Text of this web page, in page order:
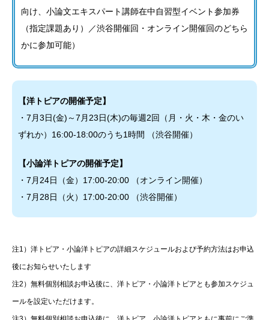
向け、小論文エキスパート講師在中自習型イベント参加券
（指定課題あり）／渋谷開催回・オンライン開催回のどちら
かに参加可能）
【洋トピアの開催予定】
・7月3日(金)～7月23日(木)の毎週2回（月・火・木・金のい
ずれか）16:00-18:00のうち1時間 （渋谷開催）
【小論洋トピアの開催予定】
・7月24日（金）17:00-20:00 （オンライン開催）
・7月28日（火）17:00-20:00 （渋谷開催）
注1）洋トピア・小論洋トピアの詳細スケジュールおよび予約方法はお申込
後にお知らせいたします
注2）無料個別相談お申込後に、洋トピア・小論洋トピアとも参加スケジュ
ールを設定いただけます。